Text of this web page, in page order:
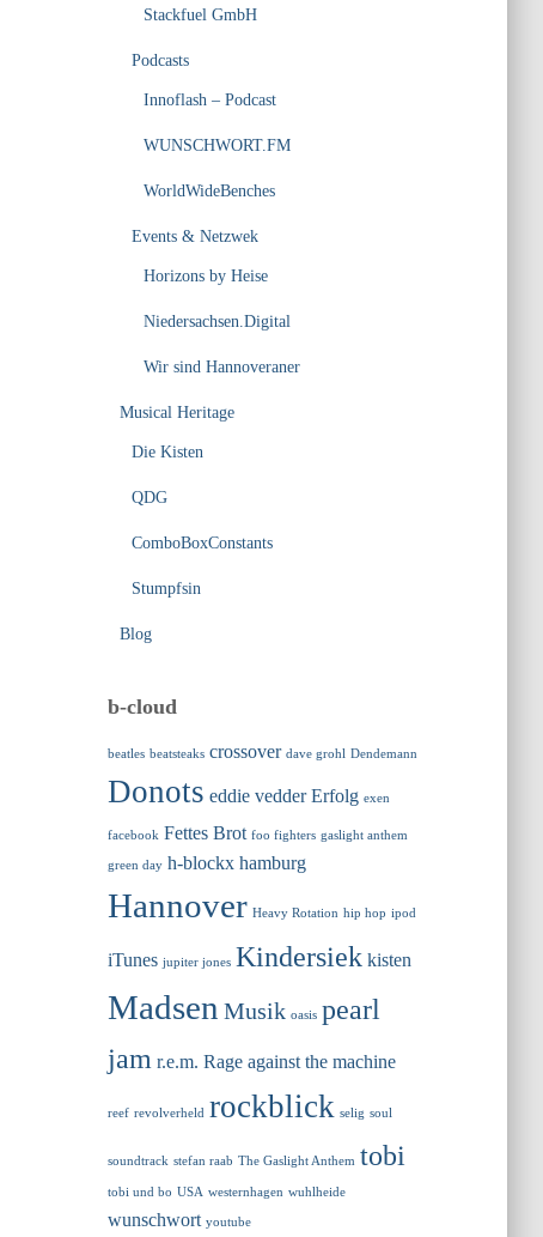
Stackfuel GmbH
Podcasts
Innoflash – Podcast
WUNSCHWORT.FM
WorldWideBenches
Events & Netzwek
Horizons by Heise
Niedersachsen.Digital
Wir sind Hannoveraner
Musical Heritage
Die Kisten
QDG
ComboBoxConstants
Stumpfsin
Blog
b-cloud
beatles beatsteaks crossover dave grohl Dendemann
Donots eddie vedder Erfolg exen
facebook Fettes Brot foo fighters gaslight anthem
green day h-blockx hamburg
Hannover Heavy Rotation hip hop ipod
iTunes jupiter jones Kindersiek kisten
Madsen Musik oasis pearl
jam r.e.m. Rage against the machine
reef revolverheld rockblick selig soul
soundtrack stefan raab The Gaslight Anthem tobi
tobi und bo USA westernhagen wuhlheide
wunschwort youtube